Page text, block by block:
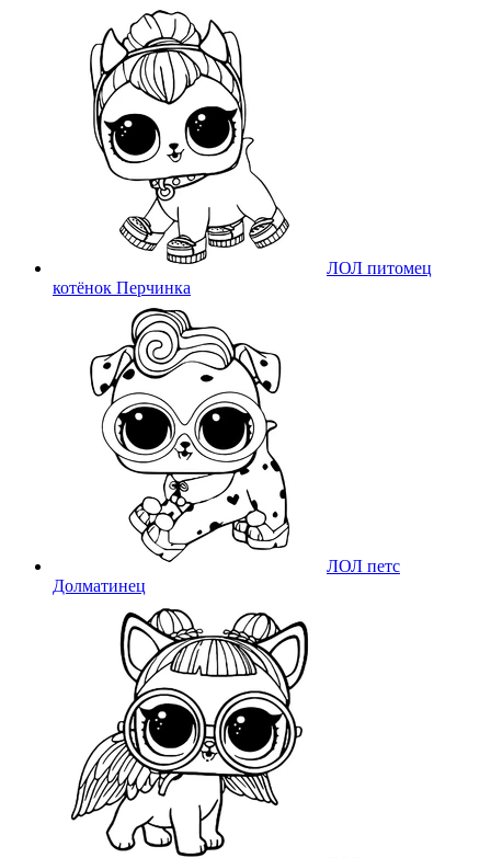
ЛОЛ питомец
котёнок Перчинка
ЛОЛ петс
Долматинец